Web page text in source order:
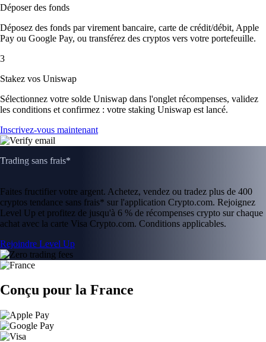
Déposer des fonds
Déposez des fonds par virement bancaire, carte de crédit/débit, Apple
Pay ou Google Pay, ou transférez des cryptos vers votre portefeuille.
3
Stakez vos Uniswap
Sélectionnez votre solde Uniswap dans l'onglet récompenses, validez
les conditions et confirmez : votre staking Uniswap est lancé.
Inscrivez-vous maintenant
Trading sans frais*
Faites fructifier votre argent. Achetez, vendez ou tradez plus de 400
cryptos tendance sans frais* sur l'application Crypto.com. Rejoignez
Level Up et profitez de jusqu'à 6 % de récompenses crypto sur chaque
achat avec la carte Visa Crypto.com. Conditions applicables.
Rejoindre Level Up
Conçu pour la France